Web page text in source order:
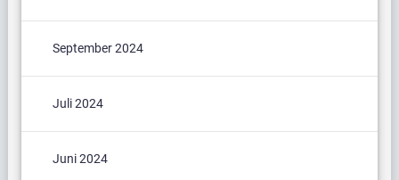
September 2024
Juli 2024
Juni 2024